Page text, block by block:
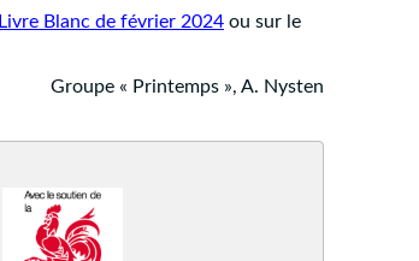
Livre Blanc de février 2024 ou sur le
Groupe « Printemps », A. Nysten